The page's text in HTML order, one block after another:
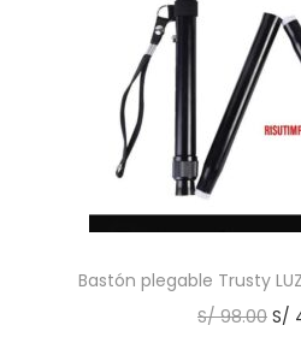
Bastón plegable Trusty LUZ
S/98.00 S/